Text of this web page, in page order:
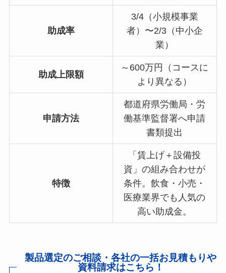
助成率
3/4（小規模事業
者）〜2/3（中小企
業）
助成上限額
～600万円（コースに
より異なる）
申請方法
都道府県労働局・労
働基準監督署へ申請
書類提出
特徴
「賃上げ＋設備投
資」の組み合わせが
条件。飲食・小売・
医療業界でも人気の
高い助成金。
製品選定のご相談・各社の一括お見積もりや
資料請求はこちら！